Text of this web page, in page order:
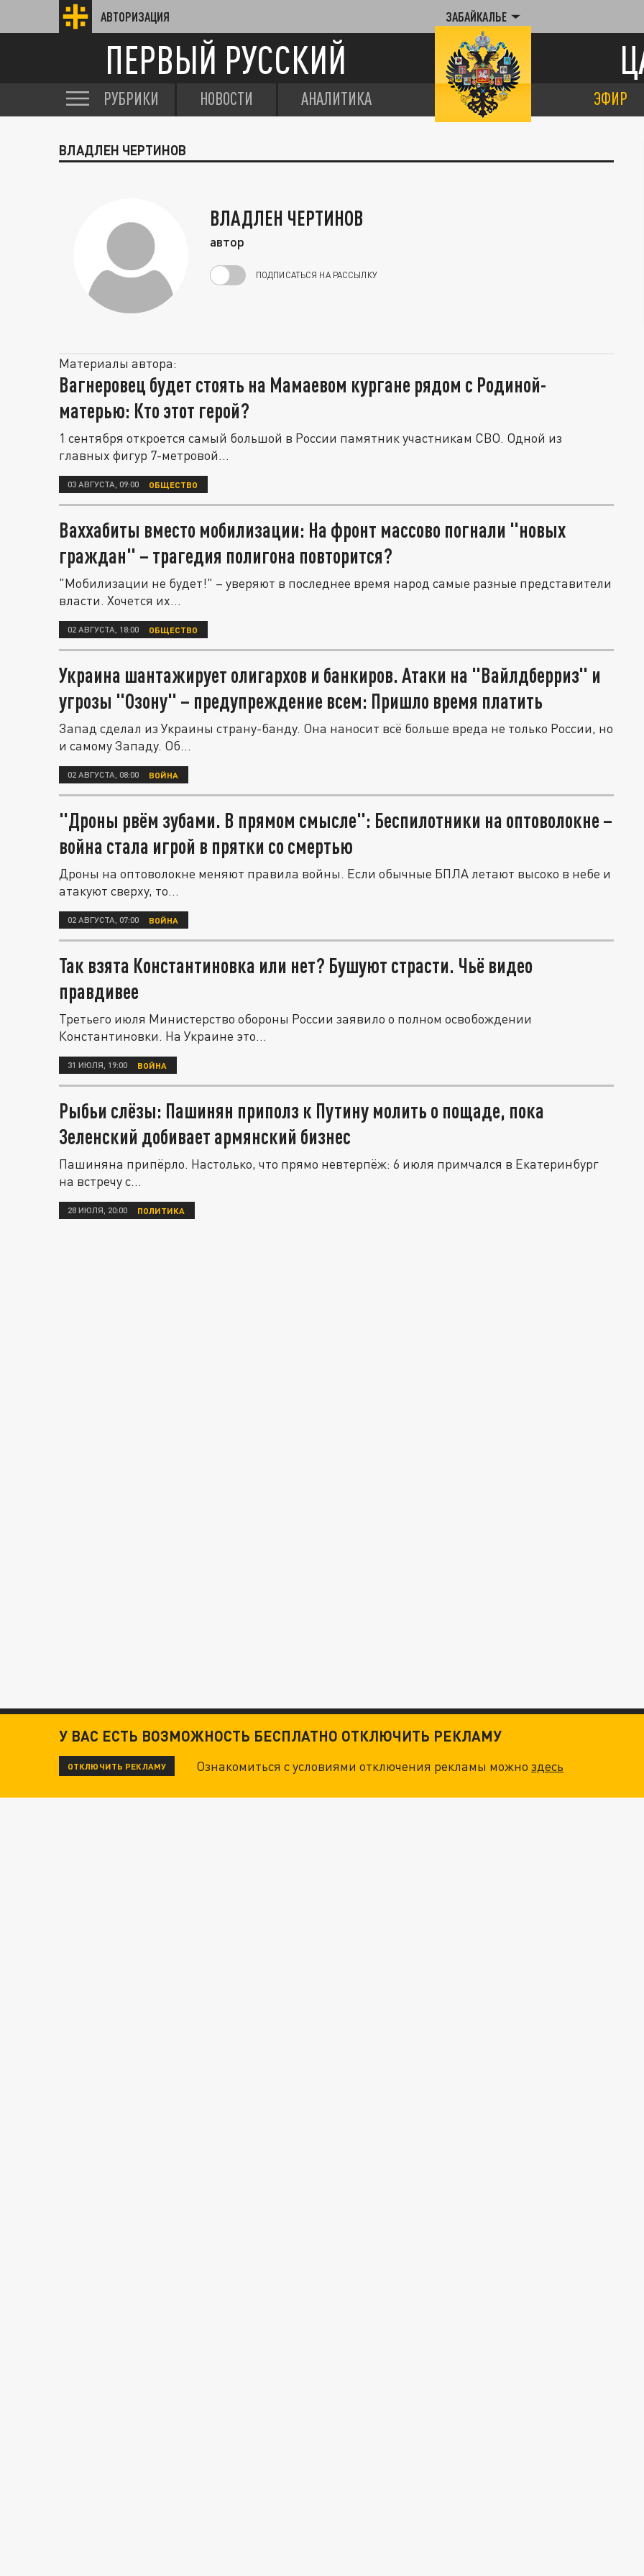
АВТОРИЗАЦИЯ ЗАБАЙКАЛЬЕ
ПЕРВЫЙ РУССКИЙ
РУБРИКИ НОВОСТИ АНАЛИТИКА ЭФИР
ВЛАДЛЕН ЧЕРТИНОВ
ВЛАДЛЕН ЧЕРТИНОВ
автор
ПОДПИСАТЬСЯ НА РАССЫЛКУ
Материалы автора:
Вагнеровец будет стоять на Мамаевом кургане рядом с Родиной-
матерью: Кто этот герой?
1 сентября откроется самый большой в России памятник участникам СВО. Одной из
главных фигур 7-метровой...
03 АВГУСТА, 09:00 ОБЩЕСТВО
Ваххабиты вместо мобилизации: На фронт массово погнали "новых
граждан" – трагедия полигона повторится?
"Мобилизации не будет!" – уверяют в последнее время народ самые разные представители
власти. Хочется их...
02 АВГУСТА, 18:00 ОБЩЕСТВО
Украина шантажирует олигархов и банкиров. Атаки на "Вайлдберриз" и
угрозы "Озону" – предупреждение всем: Пришло время платить
Запад сделал из Украины страну-банду. Она наносит всё больше вреда не только России, но
и самому Западу. Об...
02 АВГУСТА, 08:00 ВОЙНА
"Дроны рвём зубами. В прямом смысле": Беспилотники на оптоволокне –
война стала игрой в прятки со смертью
Дроны на оптоволокне меняют правила войны. Если обычные БПЛА летают высоко в небе и
атакуют сверху, то...
02 АВГУСТА, 07:00 ВОЙНА
Так взята Константиновка или нет? Бушуют страсти. Чьё видео
правдивее
Третьего июля Министерство обороны России заявило о полном освобождении
Константиновки. На Украине это...
31 ИЮЛЯ, 19:00 ВОЙНА
Рыбьи слёзы: Пашинян приполз к Путину молить о пощаде, пока
Зеленский добивает армянский бизнес
Пашиняна припёрло. Настолько, что прямо невтерпёж: 6 июля примчался в Екатеринбург
на встречу с...
28 ИЮЛЯ, 20:00 ПОЛИТИКА
У ВАС ЕСТЬ ВОЗМОЖНОСТЬ БЕСПЛАТНО ОТКЛЮЧИТЬ РЕКЛАМУ
ОТКЛЮЧИТЬ РЕКЛАМУ Ознакомиться с условиями отключения рекламы можноздесь